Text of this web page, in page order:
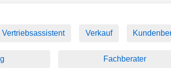
Vertriebsassistent Verkauf
Fachberater